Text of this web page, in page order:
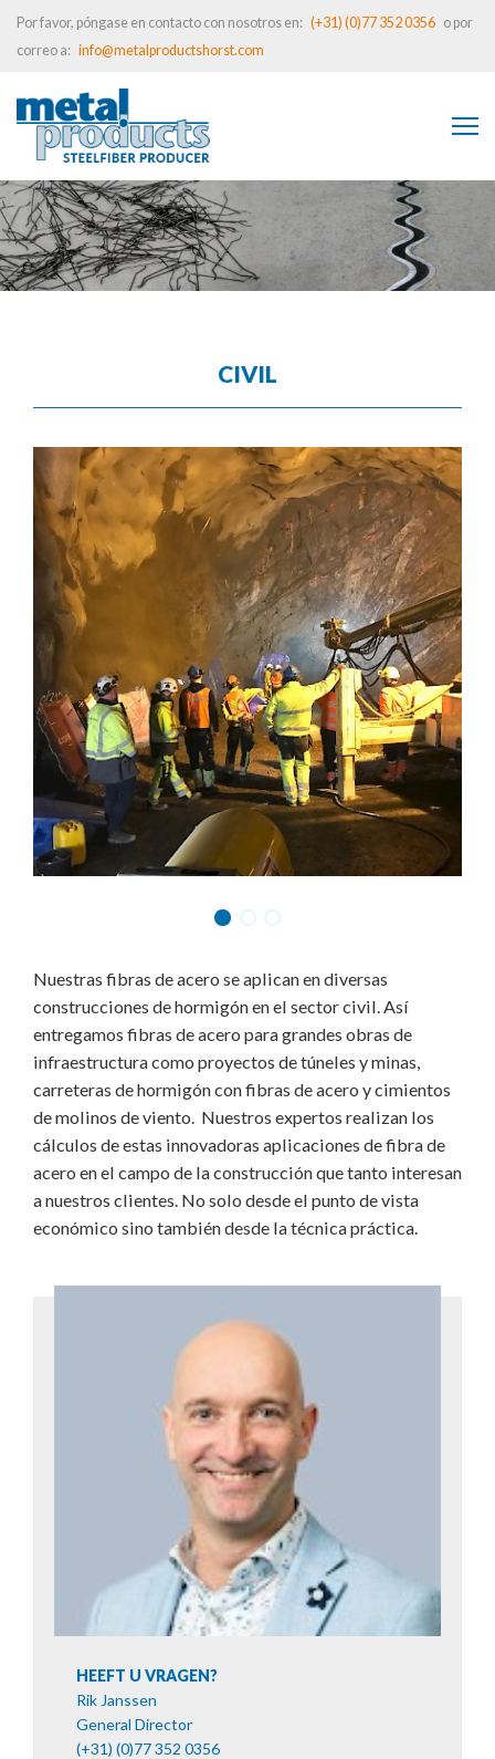
Por favor, póngase en contacto con nosotros en: (+31) (0)77 352 0356 o por
correo a: info@metalproductshorst.com
CIVIL
Nuestras fibras de acero se aplican en diversas
construcciones de hormigón en el sector civil. Así
entregamos fibras de acero para grandes obras de
infraestructura como proyectos de túneles y minas,
carreteras de hormigón con fibras de acero y cimientos
de molinos de viento. Nuestros expertos realizan los
cálculos de estas innovadoras aplicaciones de fibra de
acero en el campo de la construcción que tanto interesan
a nuestros clientes. No solo desde el punto de vista
económico sino también desde la técnica práctica.
HEEFT U VRAGEN?
Rik Janssen
General Director
(+31) (0)77 352 0356